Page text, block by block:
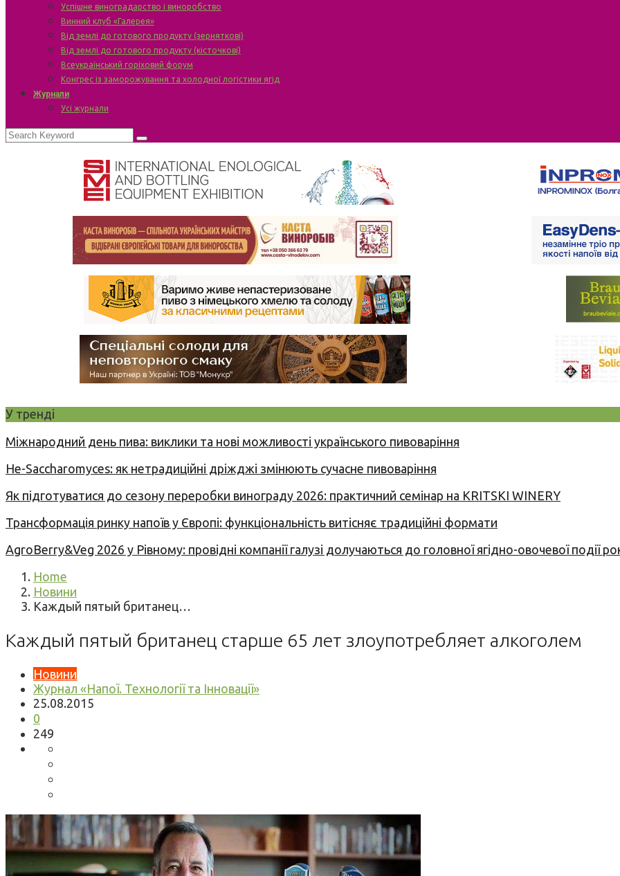
Успішне виноградарство і виноробство
Винний клуб «Галерея»
Від землі до готового продукту (зерняткові)
Від землі до готового продукту (кісточкові)
Всеукраїнський горіховий форум
Конгрес із заморожування та холодної логістики ягід
Журнали
Усі журнали
У тренді
Міжнародний день пива: виклики та нові можливості українського пивоваріння
Не-Saccharomyces: як нетрадиційні дріжджі змінюють сучасне пивоваріння
Як підготуватися до сезону переробки винограду 2026: практичний семінар на KRITSKI WINERY
Трансформація ринку напоїв у Європі: функціональність витісняє традиційні формати
AgroBerry&Veg 2026 у Рівному: провідні компанії галузі долучаються до головної ягідно-овочевої події
Home
Новини
Каждый пятый британец…
Каждый пятый британец старше 65 лет злоупотребляет алкоголем
Новини
Журнал «Напої. Технології та Інновації»
25.08.2015
0
249